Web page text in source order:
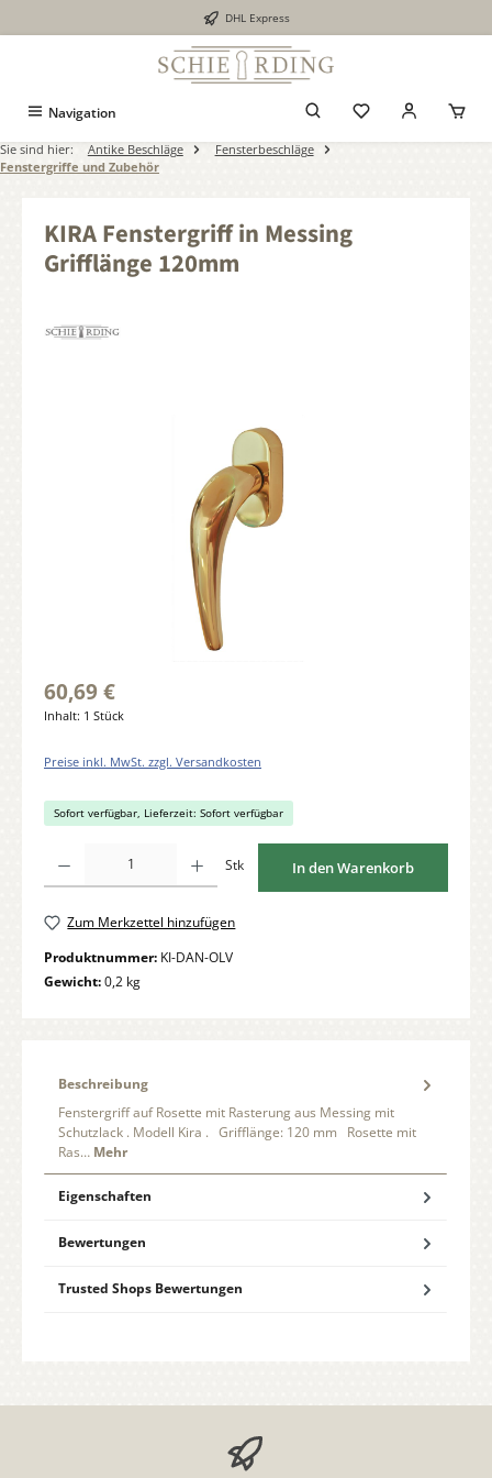
DHL Express
Navigation
Sie sind hier: Antike Beschläge
Fensterbeschläge
Fenstergriffe und Zubehör
KIRA Fenstergriff in Messing
Grifflänge 120mm
60,69 €
Inhalt: 1 Stück
Preise inkl. MwSt. zzgl. Versandkosten
Sofort verfügbar, Lieferzeit: Sofort verfügbar
Stk In den Warenkorb
Zum Merkzettel hinzufügen
Produktnummer: KI-DAN-OLV
Gewicht:0,2 kg
Beschreibung
Fenstergriff auf Rosette mit Rasterung aus Messing mit
Schutzlack . Modell Kira . Grifflänge: 120 mm Rosette mit
Ras… Mehr
Eigenschaften
Bewertungen
Trusted Shops Bewertungen